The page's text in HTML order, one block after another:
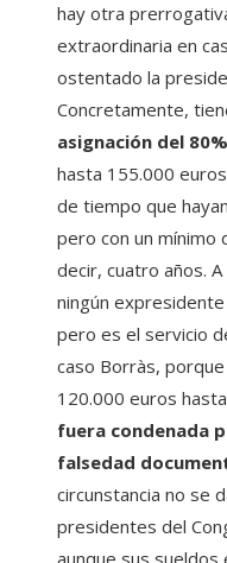
hay otra
extraordinaria en
ostentado la
Concretamente,
asignación del
hasta 155.000
de tiempo que
pero con un mínimo
decir, cuatro años.
ningún
pero es el servicio
caso Borràs,
120.000 euros
fuera condenada
falsedad
circunstancia no se
presidentes del